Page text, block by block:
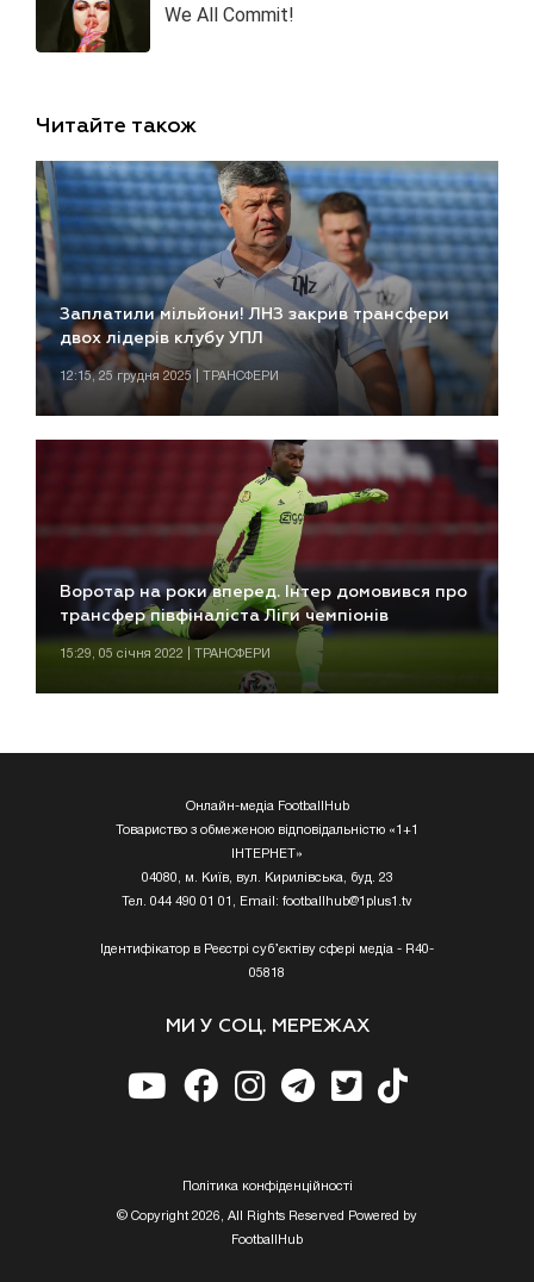
Читайте також
Заплатили мільйони! ЛНЗ закрив трансфери
двох лідерів клубу УПЛ
12:15, 25 грудня 2025 | ТРАНСФЕРИ
Воротар на роки вперед. Інтер домовився про
трансфер півфіналіста Ліги чемпіонів
15:29, 05 січня 2022 | ТРАНСФЕРИ
Онлайн-медіа FootballHub
Товариство з обмеженою відповідальністю «1+1
ІНТЕРНЕТ»
04080, м. Київ, вул. Кирилівська, буд. 23
Тел. 044 490 01 01, Email: footballhub@1plus1.tv
Ідентифікатор в Реєстрі суб’єктіву сфері медіа - R40-
05818
МИ У СОЦ. МЕРЕЖАХ
Полiтика конфiденцiйностi
© Copyright 2026, All Rights Reserved Powered by
FootballHub